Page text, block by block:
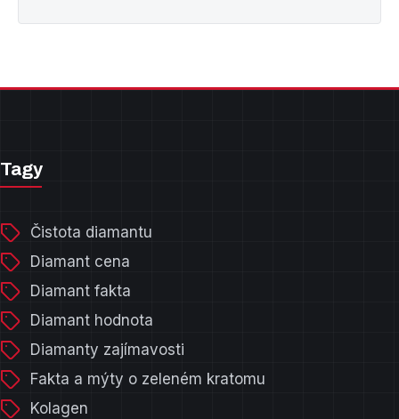
Tagy
Čistota diamantu
Diamant cena
Diamant fakta
Diamant hodnota
Diamanty zajímavosti
Fakta a mýty o zeleném kratomu
Kolagen